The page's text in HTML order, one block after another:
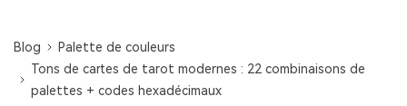
Blog
Palette de couleurs
Tons de cartes de tarot modernes : 22 combinaisons de
palettes + codes hexadécimaux